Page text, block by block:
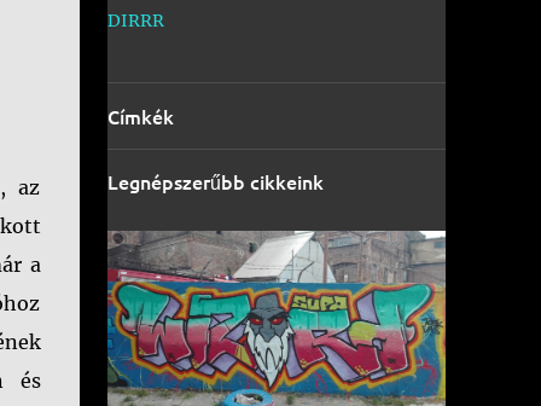
az
a
és
DIRRR
Címkék
Legnépszerűbb cikkeink